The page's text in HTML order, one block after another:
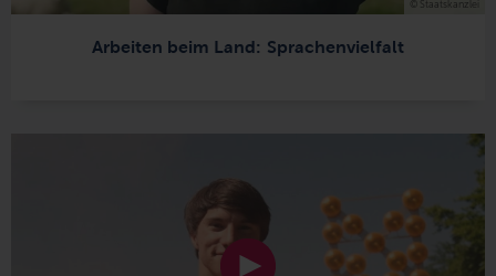
Arbeiten beim Land: Sprachenvielfalt
© Staatskanzlei